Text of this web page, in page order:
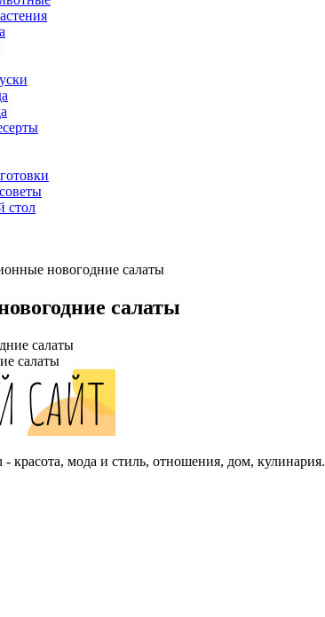
стол
новогодние салаты
салаты
салаты
красота, мода и стиль, отношения, дом, кулинария.